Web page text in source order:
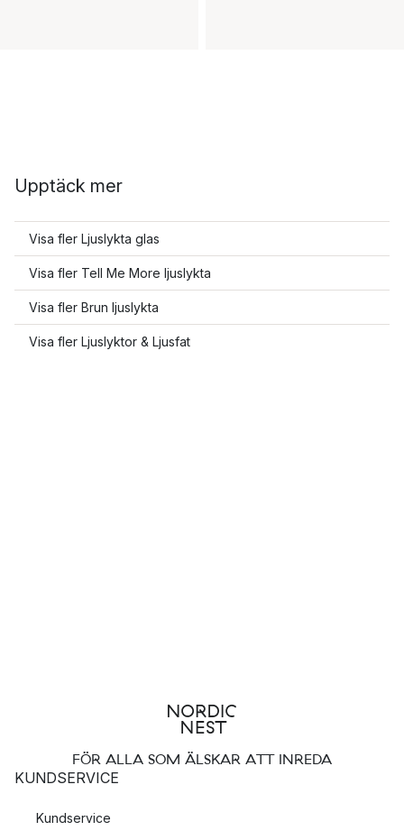
Upptäck mer
Visa fler Ljuslykta glas
Visa fler Tell Me More ljuslykta
Visa fler Brun ljuslykta
Visa fler Ljuslyktor & Ljusfat
FÖR ALLA SOM ÄLSKAR ATT INREDA
KUNDSERVICE
Kundservice